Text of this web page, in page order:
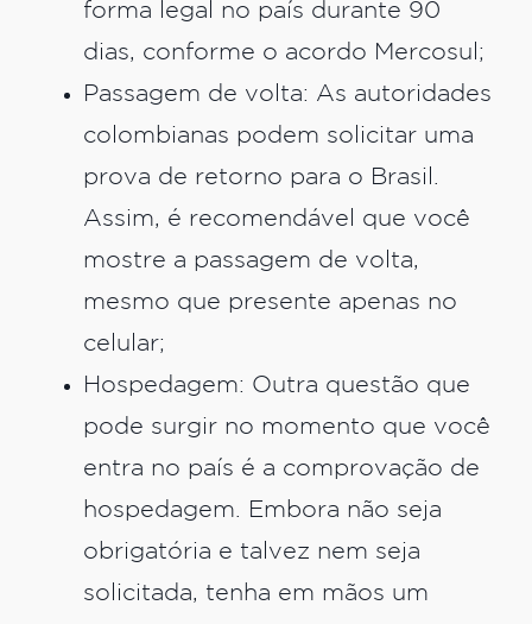
forma legal no país durante 90
dias, conforme o acordo Mercosul;
Passagem de volta: As autoridades
colombianas podem solicitar uma
prova de retorno para o Brasil.
Assim, é recomendável que você
mostre a passagem de volta,
mesmo que presente apenas no
celular;
Hospedagem: Outra questão que
pode surgir no momento que você
entra no país é a comprovação de
hospedagem. Embora não seja
obrigatória e talvez nem seja
solicitada, tenha em mãos um